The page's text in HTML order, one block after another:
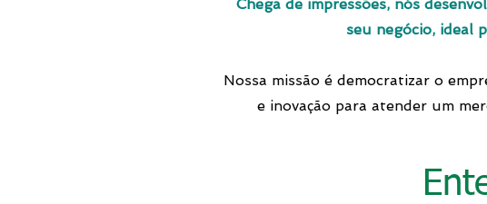
Chega de impressões, nós
seu negócio, ideal
Nossa missão é democratizar o
e inovação para atender um